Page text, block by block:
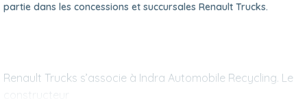
partie dans les concessions et succursales Renault Trucks.
Renault Trucks s’associe à Indra Automobile Recycling. Le